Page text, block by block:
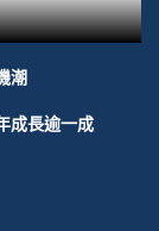
潮
成長逾一成